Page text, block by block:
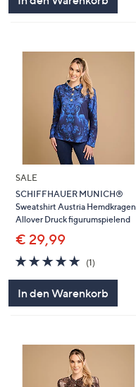
SALE
SCHIFFHAUER MUNICH®
Sweatshirt Austria Hemdkragen
Allover Druck figurumspielend
€ 29,99
5.0
von
5
(1)
In den Warenkorb